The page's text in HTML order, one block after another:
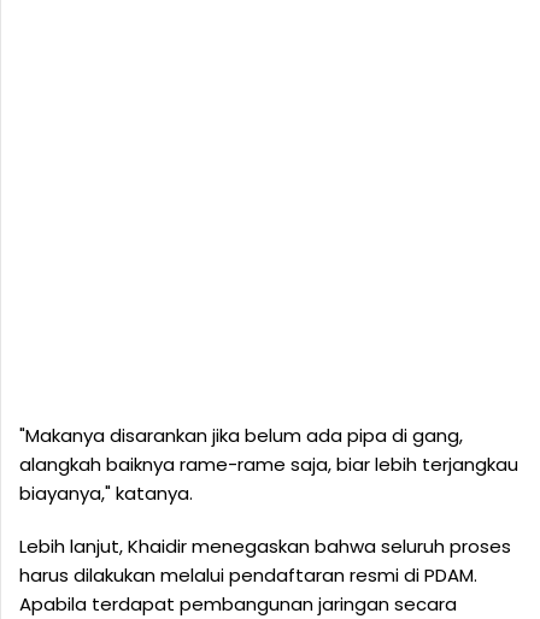
"Makanya disarankan jika belum ada pipa di gang,
alangkah baiknya rame-rame saja, biar lebih terjangkau
biayanya," katanya.
Lebih lanjut, Khaidir menegaskan bahwa seluruh proses
harus dilakukan melalui pendaftaran resmi di PDAM.
Apabila terdapat pembangunan jaringan secara